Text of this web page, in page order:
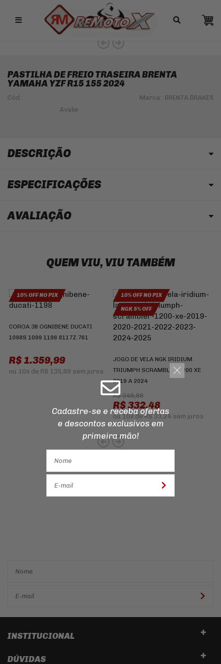
Remotox
PASTILHA DE FREIO TRASEIRA BRENTA
YAMAHA YZF R15 155 2024
Cód.: Marca: BRENTA BRAKES
DESCRIÇÃO
ESPECIFICAÇÕES
AVALIAÇÃO
QUEM VIU, VIU TAMBÉM
10% OFF NO PIX
COROA 38 OGNIBENE DUCATI
1098S 1099 1198 8117Z.761
R$ 1.359,99
ou 10x de R$ 135,99 sem juros
10% OFF NO PIX
NGK 5% OFF
JOGO DE VELA NGK IRIDIUM
TRIUMPH SCRAMBLER 1200 XE
2019 A 2024
R$ 349,98
R$ 332,48
ou10xdeR$ 33,24 sem juros
INSTITUCIONAL
DÚVIDAS
Cadastre-se e receba ofertas
e descontos exclusivos em
primeira mão!